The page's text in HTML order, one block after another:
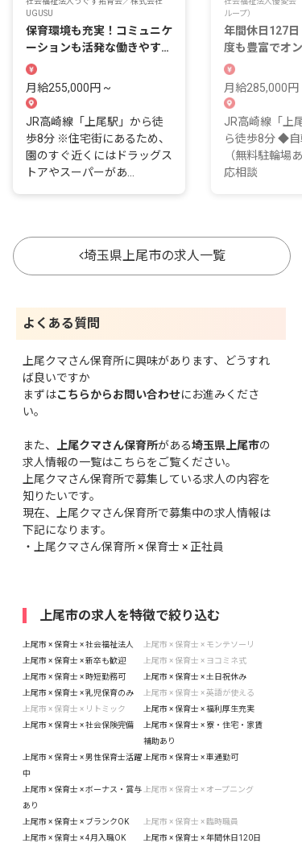
UGUSU
保育環境も充実！コミュニケ
ーションも活発な働きやすさ
抜群の保育園です
月給255,000円 ~
JR高崎線「上尾駅」から徒
歩8分 ※住宅街にあるため、
園のすぐ近くにはドラッグス
トアやスーパーがあ...
ループ）
年間休日127
度も豊富でオ
リもばっちり
月給285,000
JR高崎線「上
ら徒歩8分 ◆自
（無料駐輪場
応相談
埼玉県上尾市の求人一覧
よくある質問
上尾クマさん保育所に興味があります、どうすれ
ば良いですか
まずはこちらからお問い合わせにお進みくださ
い。
また、 上尾クマさん保育所がある埼玉県上尾市の
求人情報の一覧はこちらをご覧ください。
上尾クマさん保育所で募集している求人の内容を
知りたいです。
現在、上尾クマさん保育所で募集中の求人情報は
下記になります。
・
上尾クマさん保育所 × 保育士 × 正社員
上尾市の求人を特徴で絞り込む
上尾市 × 保育士 × 社会福祉法人
上尾市 × 保育士 × モンテソーリ
上尾市 × 保育士 × 新卒も歓迎
上尾市 × 保育士 × ヨコミネ式
上尾市 × 保育士 × 時短勤務可
上尾市 × 保育士 × 土日祝休み
上尾市 × 保育士 × 乳児保育のみ
上尾市 × 保育士 × 英語が使える
上尾市 × 保育士 × リトミック
上尾市 × 保育士 × 福利厚生充実
上尾市 × 保育士 × 社会保険完備
上尾市 × 保育士 × 寮・住宅・家賃
補助あり
上尾市 × 保育士 × 男性保育士活躍
中
上尾市 × 保育士 × 車通勤可
上尾市 × 保育士 × ボーナス・賞与
あり
上尾市 × 保育士 × オープニング
上尾市 × 保育士 × ブランクOK
上尾市 × 保育士 × 臨時職員
上尾市 × 保育士 × 4月入職OK
上尾市 × 保育士 × 年間休日120日